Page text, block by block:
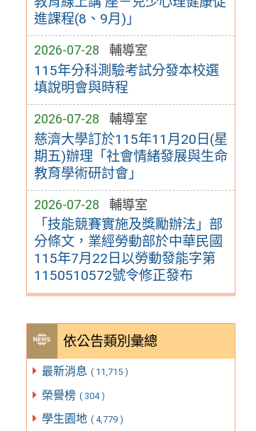
進課程(8、9月)」
2026-07-28 輔導室
115年分科測驗考試分發本校選
填說明會與時程
2026-07-28 輔導室
慈濟大學訂於115年11月20日(星
期五)辦理「社會情緒發展與生命
教育學術研討會」
2026-07-28 輔導室
「技能競賽實施及獎勵辦法」部
分條文，業經勞動部於中華民國
115年7月22日以勞動發能字第
1150510572號令修正發布
依公告類別彙總
最新消息 ( 11,715 )
榮譽榜 ( 304 )
學生園地 ( 4,779 )